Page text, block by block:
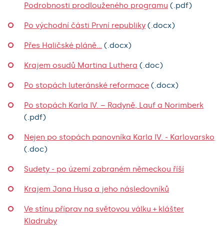
Podrobnosti prodlouženého programu (.pdf)
Po východní části První republiky (.docx)
Přes Haličské pláně… (.docx)
Krajem osudů Martina Luthera (.doc)
Po stopách luteránské reformace (.docx)
Po stopách Karla IV. – Radyně, Lauf a Norimberk
(.pdf)
Nejen po stopách panovníka Karla IV. - Karlovarsko
(.doc)
Sudety - po území zabraném německou říší
Krajem Jana Husa a jeho následovníků
Ve stínu příprav na světovou válku + klášter
Kladruby